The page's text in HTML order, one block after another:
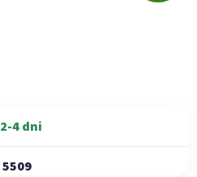
2-4 dni
5509